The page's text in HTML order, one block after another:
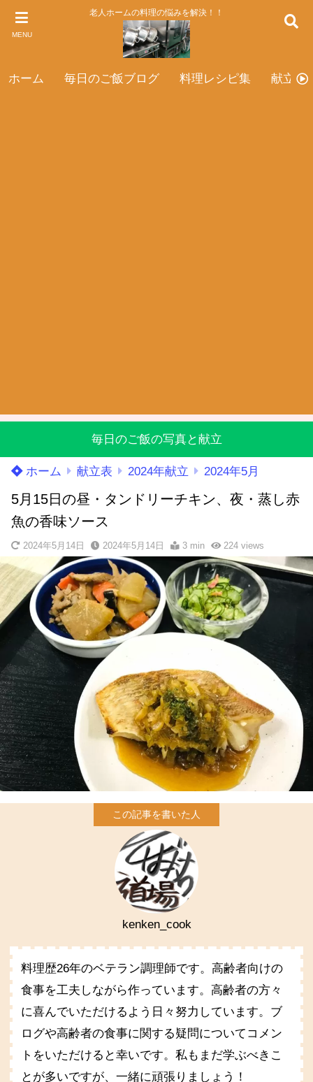
MENU
老人ホームの料理の悩みを解決！！
ホーム 毎日のご飯ブログ 料理レシピ集 献立表
毎日のご飯の写真と献立
ホーム 献立表 2024年献立 2024年5月
5月15日の昼・タンドリーチキン、夜・蒸し赤
魚の香味ソース
2024年5月14日 2024年5月14日 3 min 224views
kenken_cook
料理歴26年のベテラン調理師です。高齢者向けの
食事を工夫しながら作っています。高齢者の方々
に喜んでいただけるよう日々努力しています。ブ
ログや高齢者の食事に関する疑問についてコメン
トをいただけると幸いです。私もまだ学ぶべきこ
とが多いですが、一緒に頑張りましょう！